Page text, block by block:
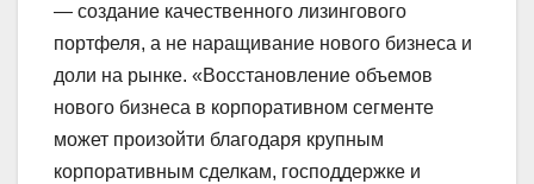
— создание качественного лизингового
портфеля, а не наращивание нового бизнеса и
доли на рынке. «Восстановление объемов
нового бизнеса в корпоративном сегменте
может произойти благодаря крупным
корпоративным сделкам, господдержке и